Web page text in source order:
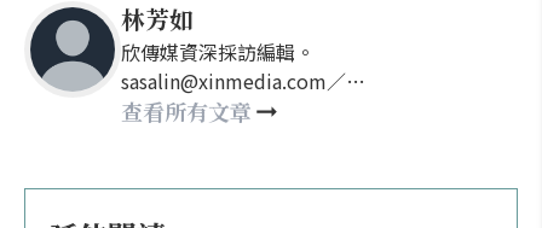
林芳如
欣傳媒資深採訪編輯。
sasalin@xinmedia.com／
happy21917@gmail.com
查看所有文章